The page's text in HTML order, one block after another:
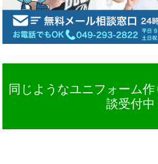
同じようなユニフォーム
談受付中